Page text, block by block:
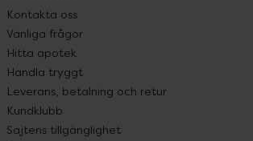
Kontakta oss
Vanliga frågor
Hitta apotek
Handla tryggt
Leverans, betalning och retur
Kundklubb
Sajtens tillgänglighet